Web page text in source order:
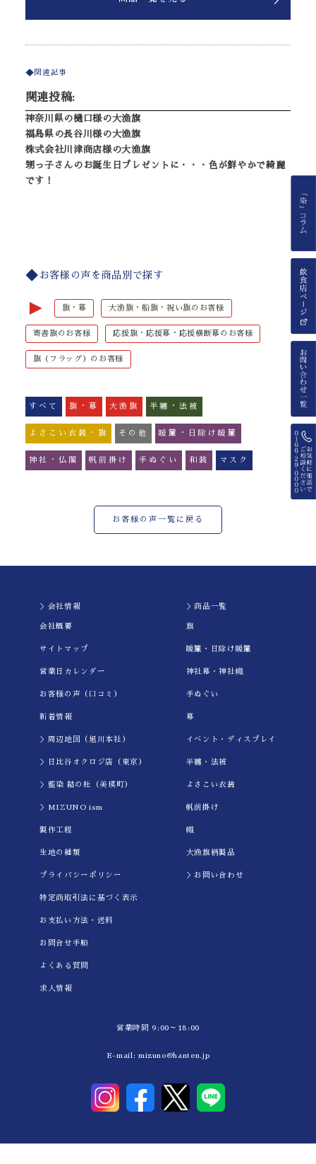
関連記事
関連投稿:
神奈川県の樋口様の大漁旗
福島県の長谷川様の大漁旗
株式会社川津商店様の大漁旗
甥っ子さんのお誕生日プレゼントに・・・色が鮮やかで綺麗
です！
お客様の声を商品別で探す
► 旗・幕 大漁旗・船旗・祝い旗のお客様
寄書旗のお客様 応援旗・応援幕・応援横断幕のお客様
旗（フラッグ）のお客様
すべて 旗・幕 大漁旗 半纏・法被
よさこい衣装・旗 その他 暖簾・日除け暖簾
神社・仏閣 帆前掛け 手ぬぐい 和装 マスク
お客様の声一覧に戻る
＞会社情報
会社概要
サイトマップ
営業日カレンダー
お客様の声（口コミ）
新着情報
＞周辺地図（旭川本社）
＞日比谷オクロジ店（東京）
＞藍染 結の杜（美瑛町）
＞MIZUNO ism
製作工程
生地の種類
プライバシーポリシー
特定商取引法に基づく表示
お支払い方法・送料
お問合せ手順
よくある質問
求人情報
＞商品一覧
旗
暖簾・日除け暖簾
神社幕・神社幟
手ぬぐい
幕
イべント・ディスプレイ
半纏・法被
よさこい衣装
帆前掛け
幟
大漁旗柄製品
＞お問い合わせ
営業時間 9:00～18:00
E-mail: mizuno@hanten.jp